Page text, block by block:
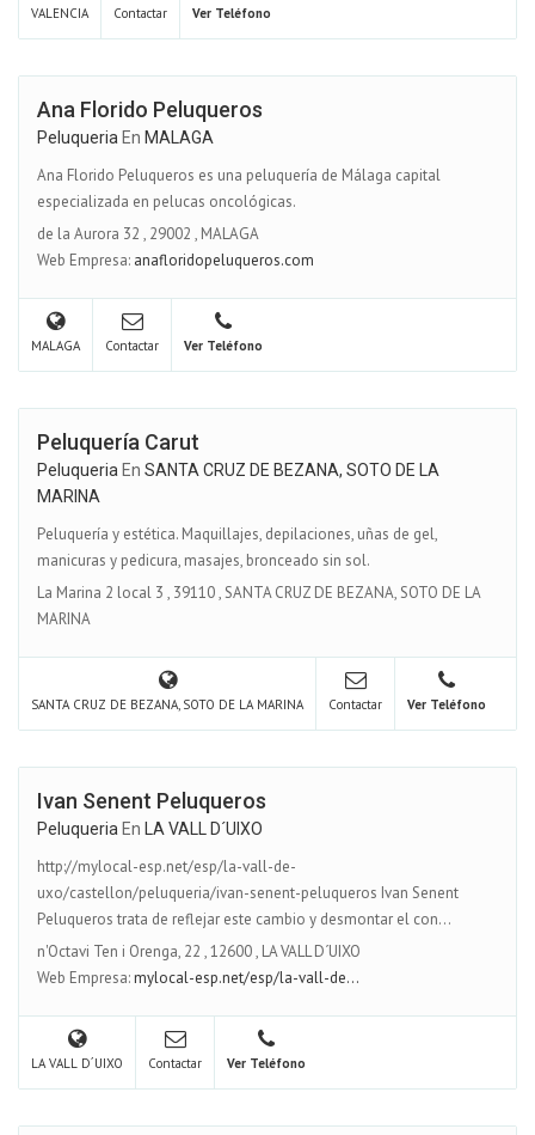
VALENCIA Contactar Ver Teléfono
Ana Florido Peluqueros
Peluqueria En MALAGA
Ana Florido Peluqueros es una peluquería de Málaga capital
especializada en pelucas oncológicas.
de la Aurora 32 , 29002 , MALAGA
Web Empresa: anafloridopeluqueros.com
MALAGA Contactar Ver Teléfono
Peluquería Carut
Peluqueria En SANTA CRUZ DE BEZANA, SOTO DE LA
MARINA
Peluquería y estética. Maquillajes, depilaciones, uñas de gel,
manicuras y pedicura, masajes, bronceado sin sol.
La Marina 2 local 3 , 39110,SANTA CRUZ DE BEZANA, SOTO DE LA
MARINA
SANTA CRUZ DE BEZANA, SOTO DE LA MARINA Contactar Ver Teléfono
Ivan Senent Peluqueros
Peluqueria En LA VALL D´UIXO
http://mylocal-esp.net/esp/la-vall-de-
uxo/castellon/peluqueria/ivan-senent-peluqueros Ivan Senent
Peluqueros trata de reflejar este cambio y desmontar el con...
n'Octavi Ten i Orenga, 22 ,12600, LA VALL D´UIXO
Web Empresa:mylocal-esp.net/esp/la-vall-de...
LA VALL D´UIXO Contactar Ver Teléfono